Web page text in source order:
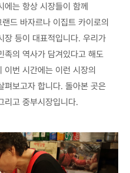
에는 항상 시장들이 함께
드 바자르나 이집트 카이로의
장 등이 대표적입니다. 우리가
족의 역사가 담겨있다고 해도
이번 시간에는 이런 시장의
펴보고자 합니다. 돌아본 곳은
리고 중부시장입니다.